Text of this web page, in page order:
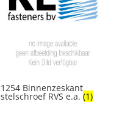
1254 Binnenzeskant
stelschroef RVS e.a.(1)